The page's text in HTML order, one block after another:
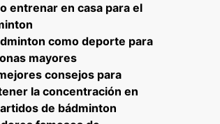
entrenar en casa para el
como deporte para
mayores
consejos para
la concentración en
de bádminton